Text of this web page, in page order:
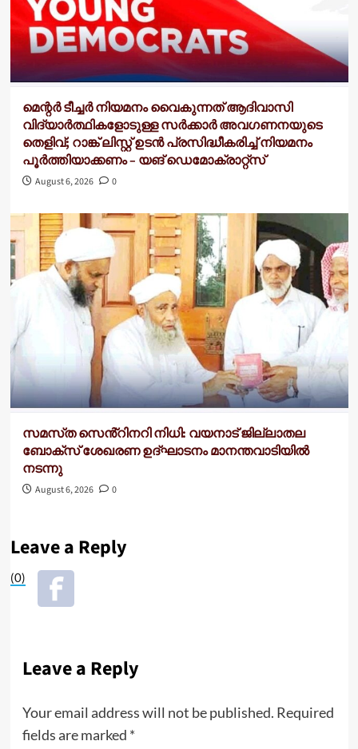
മെന്റർ ടീച്ചർ നിയമനം വൈകുന്നത് ആദിവാസി
വിദ്യാർത്ഥികളോടുള്ള സർക്കാർ അവഗണനയുടെ
തെളിവ്; റാങ്ക് ലിസ്റ്റ് ഉടൻ പ്രസിദ്ധീകരിച്ച് നിയമനം
പൂർത്തിയാക്കണം – യങ് ഡെമോക്രാറ്റ്സ്
August 6, 2026 0
സമസ്‌ത സെൻ്റിനറി നിധി: വയനാട് ജില്ലാതല
ബോക്സ് ശേഖരണ ഉദ്ഘാടനം മാനന്തവാടിയിൽ
നടന്നു
August 6, 2026 0
Leave a Reply
(0)
Leave a Reply
Your email address will not be published. Required
fields are marked *